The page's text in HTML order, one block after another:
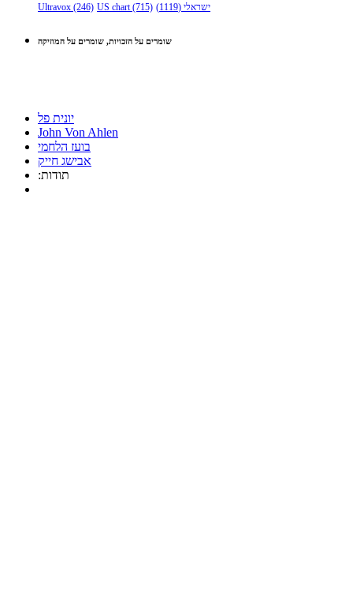
Ultravox (246) US chart (715) ישראלי (1119)
שומרים על הזכויות, שומרים על המוזיקה
יונית פל
John Von Ahlen
בועז הלחמי
אבישג חייק
:תודות